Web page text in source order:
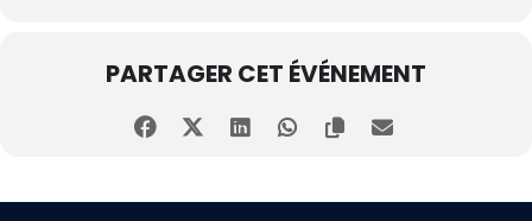
PARTAGER CET ÉVÉNEMENT